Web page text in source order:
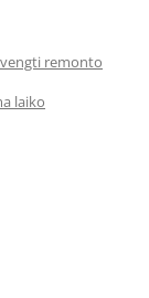
remonto
laiko